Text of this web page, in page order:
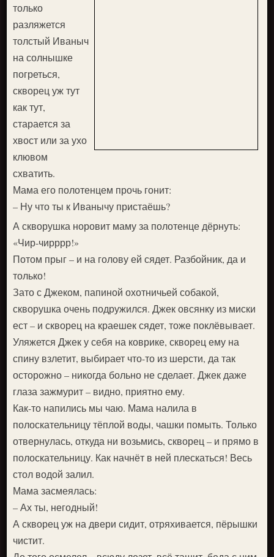
только
разляжется
толстый Иваныч
на солнышке
погреться,
скворец уж тут
как тут,
старается за
хвост или за ухо
клювом
схватить.
Мама его полотенцем прочь гонит:
– Ну что ты к Иванычу пристаёшь?
А скворушка норовит маму за полотенце дёрнуть:
«Чир-чирррр!»
Потом прыг – и на голову ей сядет. Разбойник, да и
только!
Зато с Джеком, папиной охотничьей собакой,
скворушка очень подружился. Джек овсянку из миски
ест – и скворец на краешек сядет, тоже поклёвывает.
Уляжется Джек у себя на коврике, скворец ему на
спину взлетит, выбирает что-то из шерсти, да так
осторожно – никогда больно не сделает. Джек даже
глаза зажмурит – видно, приятно ему.
Как-то напились мы чаю. Мама налила в
полоскательницу тёплой воды, чашки помыть. Только
отвернулась, откуда ни возьмись, скворец – и прямо в
полоскательницу. Как начнёт в ней плескаться! Весь
стол водой залил.
Мама засмеялась:
– Ах ты, негодный!
А скворец уж на двери сидит, отряхивается, пёрышки
чистит.